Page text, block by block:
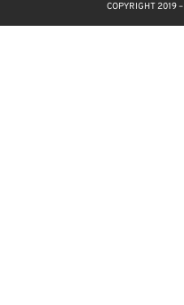
COPYRIGHT 2019 –